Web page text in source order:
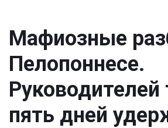
Мафиозные
Пелопоннесе.
пять дней